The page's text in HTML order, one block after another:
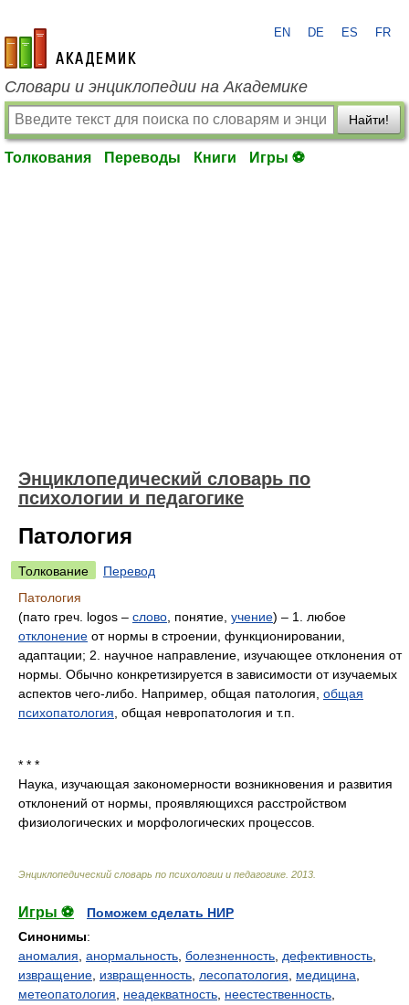
academic.ru
EN DE ES FR
Словари и энциклопедии на Академике
Найти!
Толкования Переводы Книги Игры ⚽
Энциклопедический словарь по
психологии и педагогике
Патология
Толкование
Перевод
Патология
(пато греч. logos – слово , понятие, учение) – 1. любое
отклонение от нормы в строении, функционировании,
адаптации; 2. научное направление, изучающее отклонения от
нормы. Обычно конкретизируется в зависимости от изучаемых
аспектов чего-либо. Например, общая патология, общая
психопатология , общая невропатология и т.п.
* * *
Наука, изучающая закономерности возникновения и развития
отклонений от нормы, проявляющихся расстройством
физиологических и морфологических процессов.
Энциклопедический словарь по психологии и педагогике 2013
Игры ⚽
Поможем сделать НИР
Синонимы:
аномалия анормальность болезненность дефективность
извращение извращенность лесопатология медицина
метеопатология
неадекватность неестественность